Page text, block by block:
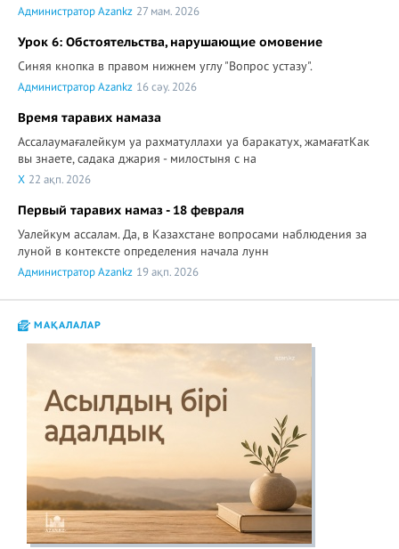
Администратор Azankz 27 мам. 2026
Урок 6: Обстоятельства, нарушающие омовение
Синяя кнопка в правом нижнем углу "Вопрос устазу".
Администратор Azankz 16 сәу. 2026
Время таравих намаза
Ассалаумағалейкум уа рахматуллахи уа баракатух, жамағатКак
вы знаете, садака джария - милостыня с на
X 22 ақп. 2026
Первый таравих намаз - 18 февраля
Уалейкум ассалам. Да, в Казахстане вопросами наблюдения за
луной в контексте определения начала лунн
Администратор Azankz 19 ақп. 2026
МАҚАЛАЛАР